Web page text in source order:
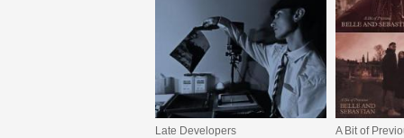
Late Developers A Bit of